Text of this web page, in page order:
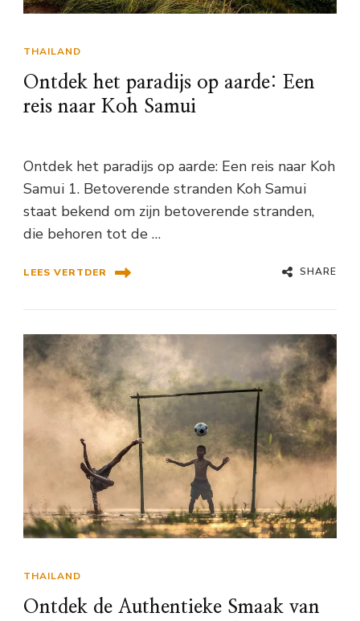
THAILAND
Ontdek het paradijs op aarde: Een
reis naar Koh Samui
Ontdek het paradijs op aarde: Een reis naar Koh
Samui 1. Betoverende stranden Koh Samui
staat bekend om zijn betoverende stranden,
die behoren tot de …
LEES VERTDER SHARE
THAILAND
Ontdek de Authentieke Smaak van